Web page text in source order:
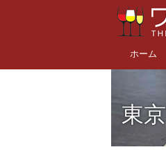
ホーム
東京